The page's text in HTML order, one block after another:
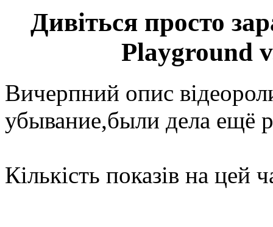
Дивіться просто
Playground
Вичерпний опис
убывание,были дела
Кількість показів на цей